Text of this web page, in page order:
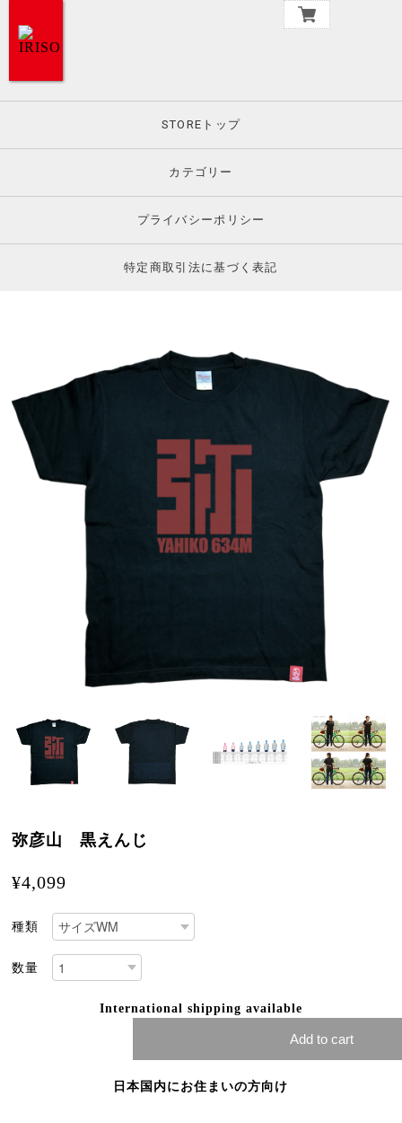
STOREトップ
カテゴリー
プライバシーポリシー
特定商取引法に基づく表記
弥彦山 黒えんじ
¥4,099
種類
数量
International shipping available
Add to cart
日本国内にお住まいの方向け